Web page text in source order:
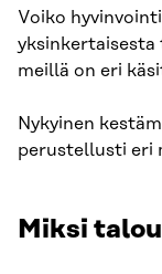
Voiko
yksinkertaisesta
meillä on eri
Nykyinen
perustellusti eri
Miksi